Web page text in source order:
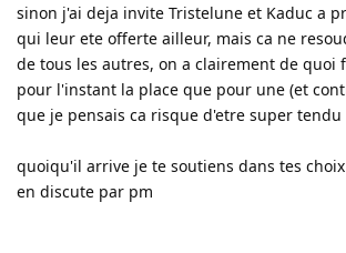
sinon j'ai deja invite Tristelune et Kaduc a
qui leur ete offerte ailleur, mais ca ne
de tous les autres, on a clairement de quoi
pour l'instant la place que pour une (et
que je pensais ca risque d'etre super
quoiqu'il arrive je te soutiens dans tes
en discute par pm